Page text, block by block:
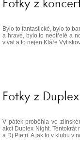
Fotky z
Bylo to fantastické, bylo to
a hravé, bylo to neotřelé a
vivat a to nejen Kláře
Fotky z
V pátek proběhla ve
akcí Duplex Night. Tentokrát
a Dj Pietri. A jak to v klubu v